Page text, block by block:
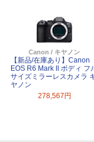
Canon / キヤノン
【新品/在庫あり】Canon
EOS R6 Mark II ボディ フ
サイズミラーレスカメラ
ヤノン
278,567円